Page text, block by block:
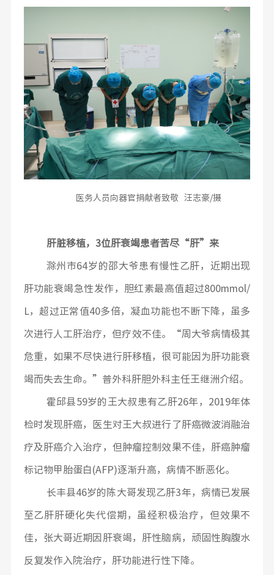
医务人员向器官捐献者致敬 汪志豪/摄
肝脏移植，3位肝衰竭患者苦尽“肝”来
滁州市64岁的邵大爷患有慢性乙肝，近期出现
肝功能衰竭急性发作，胆红素最高值超过800mmol/
L，超过正常值40多倍，凝血功能也不断下降，虽多
次进行人工肝治疗，但疗效不佳。“周大爷病情极其
危重，如果不尽快进行肝移植，很可能因为肝功能衰
竭而失去生命。”普外科肝胆外科主任王继洲介绍。
霍邱县59岁的王大叔患有乙肝26年，2019年体
检时发现肝癌，医生对王大叔进行了肝癌微波消融治
疗及肝癌介入治疗，但肿瘤控制效果不佳，肝癌肿瘤
标记物甲胎蛋白(AFP)逐渐升高，病情不断恶化。
长丰县46岁的陈大哥发现乙肝3年，病情已发展
至乙肝肝硬化失代偿期，虽经积极治疗，但效果不
佳，张大哥近期因肝衰竭，肝性脑病，顽固性胸腹水
反复发作入院治疗，肝功能进行性下降。